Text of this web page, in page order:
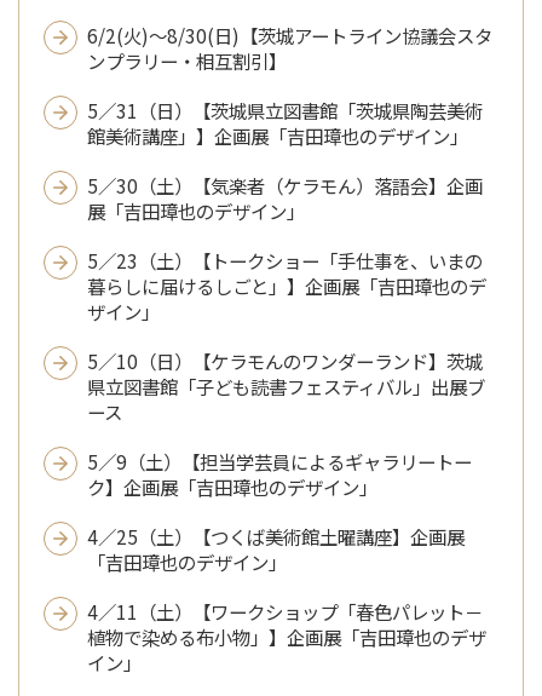
6/2(火)～8/30(日)【茨城アートライン協議会スタ
ンプラリー・相互割引】
5／31（日）【茨城県立図書館「茨城県陶芸美術
館美術講座」】企画展「吉田璋也のデザイン」
5／30（土）【気楽者（ケラモん）落語会】企画
展「吉田璋也のデザイン」
5／23（土）【トークショー「手仕事を、いまの
暮らしに届けるしごと」】企画展「吉田璋也のデ
ザイン」
5／10（日）【ケラモんのワンダーランド】茨城
県立図書館「子ども読書フェスティバル」出展ブ
ース
5／9（土）【担当学芸員によるギャラリートー
ク】企画展「吉田璋也のデザイン」
4／25（土）【つくば美術館土曜講座】企画展
「吉田璋也のデザイン」
4／11（土）【ワークショップ「春色パレット－
植物で染める布小物」】企画展「吉田璋也のデザ
イン」